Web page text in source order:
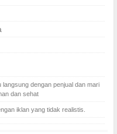
dengan penjual dan mari
dan sehat
iklan yang tidak realistis.